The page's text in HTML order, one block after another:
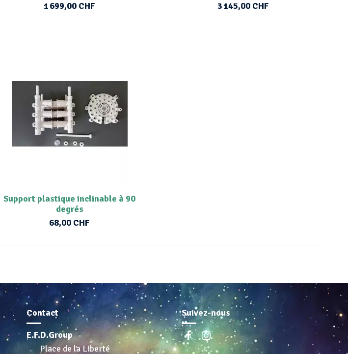
1 699,00 CHF
3 145,00 CHF
Support plastique inclinable à 90
degrés
68,00 CHF
Contact
E.F.D.Group
Place de la Liberté
Suivez-nous